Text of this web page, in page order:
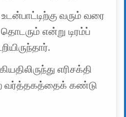
வரும் வரை
என்று டிரம்ப்
எரிசக்தி
வர்த்தகத்தைக் கண்டு